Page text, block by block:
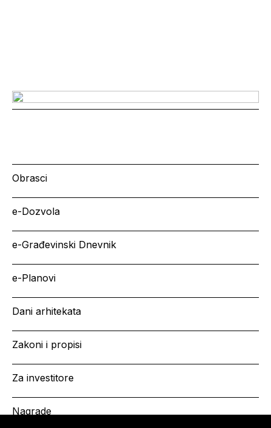
Obrasci
e-Dozvola
e-Građevinski Dnevnik
e-Planovi
Dani arhitekata
Zakoni i propisi
Za investitore
Nagrade